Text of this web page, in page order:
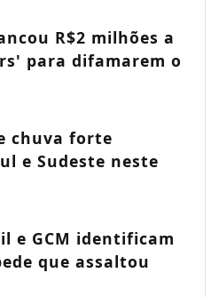
R$2 milhões a
para difamarem o
chuva forte
e Sudeste neste
e GCM identificam
que assaltou